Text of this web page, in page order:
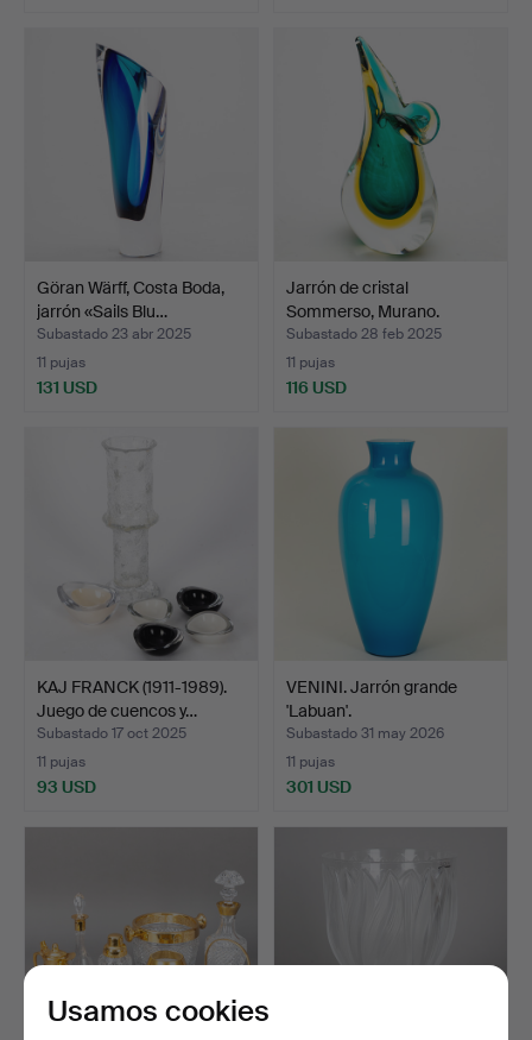
Göran Wärff, Costa Boda,
jarrón «Sails Blu…
Subastado 23 abr 2025
11 pujas
131 USD
Jarrón de cristal
Sommerso, Murano.
Subastado 28 feb 2025
11 pujas
116 USD
KAJ FRANCK (1911-1989).
Juego de cuencos y…
Subastado 17 oct 2025
11 pujas
93 USD
VENINI. Jarrón grande
'Labuan'.
Subastado 31 may 2026
11 pujas
301 USD
Usamos cookies